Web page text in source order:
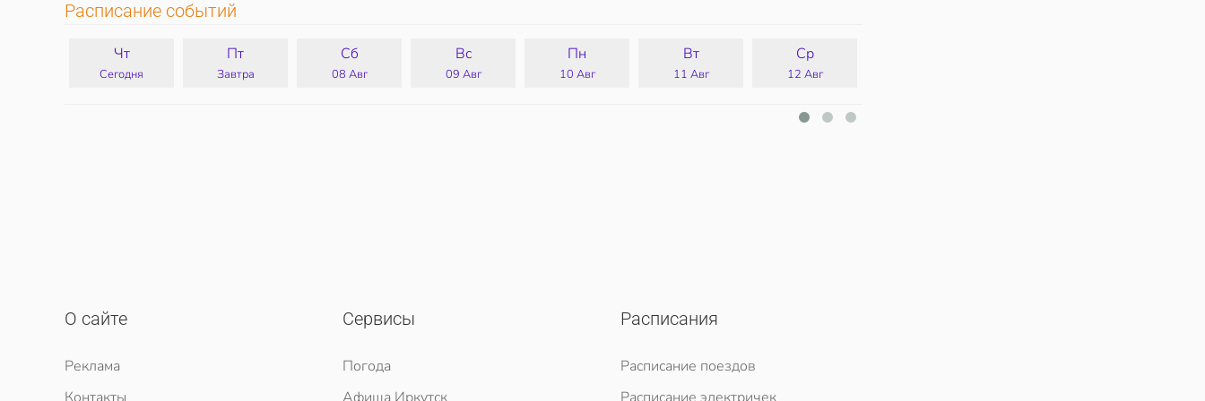
Расписание событий
Чт
Сегодня
Пт
Завтра
Сб
08 Авг
Вс
09 Авг
Пн
10 Авг
Вт
11 Авг
Ср
12 Авг
О сайте
Реклама
Сервисы
Погода
Расписания
Расписание поездов